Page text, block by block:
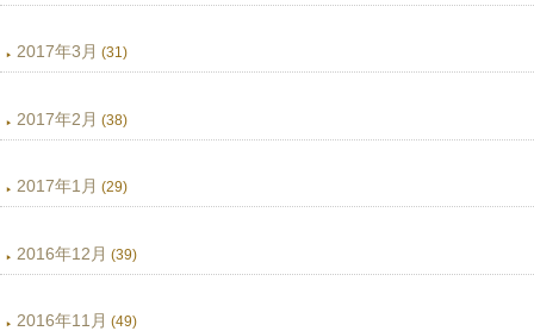
2017年3月 (31)
2017年2月 (38)
2017年1月 (29)
2016年12月 (39)
2016年11月 (49)